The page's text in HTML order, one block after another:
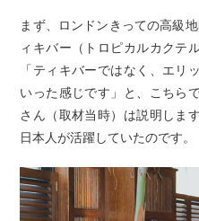
まず、ロンドンきっての高級
ィキバー（トロピカルカクテ
「ティキバーではなく、エリ
いった感じです」と、こちら
さん（取材当時）は説明しま
日本人が活躍していたのです。